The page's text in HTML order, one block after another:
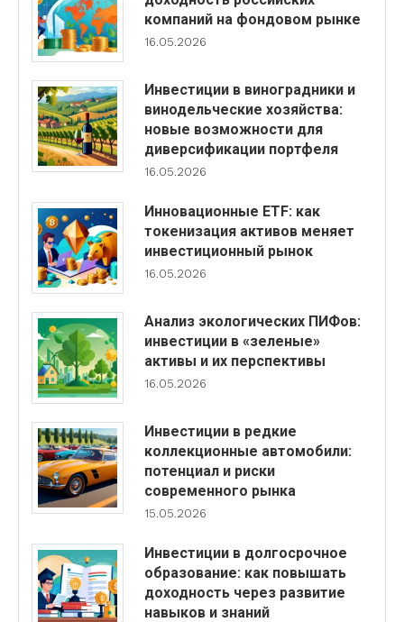
компаний на фондовом рынке
16.05.2026
Инвестиции в виноградники и
винодельческие хозяйства:
новые возможности для
диверсификации портфеля
16.05.2026
Инновационные ETF: как
токенизация активов меняет
инвестиционный рынок
16.05.2026
Анализ экологических ПИФов:
инвестиции в «зеленые»
активы и их перспективы
16.05.2026
Инвестиции в редкие
коллекционные автомобили:
потенциал и риски
современного рынка
15.05.2026
Инвестиции в долгосрочное
образование: как повышать
доходность через развитие
навыков и знаний